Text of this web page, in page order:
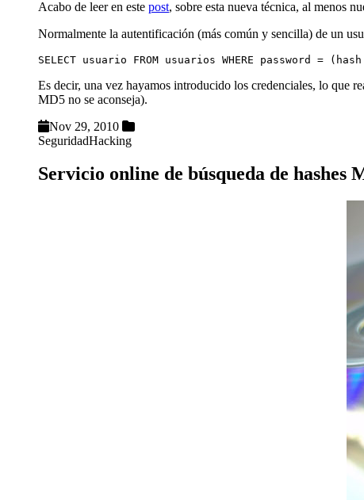
Acabo de leer en este post, sobre esta nueva técnica, al menos
Normalmente la autentificación (más común y sencilla) de un
SELECT usuario FROM usuarios WHERE password =
Es decir, una vez hayamos introducido los credenciales, lo que
MD5 no se aconseja).
Nov 29, 2010
SeguridadHacking
Servicio online de búsqueda de hashes